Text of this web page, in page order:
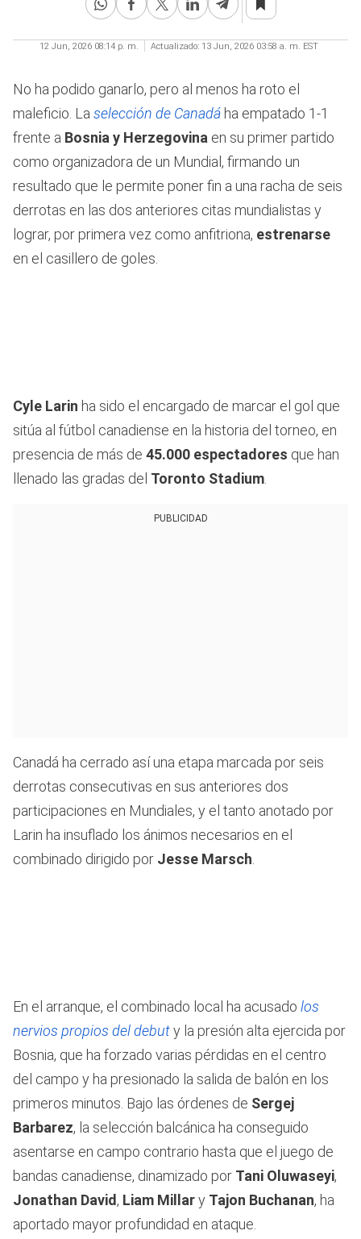
12 Jun, 2026 08:14 p. m. Actualizado: 13 Jun, 2026 03:58 a. m. EST
No ha podido ganarlo, pero al menos ha roto el
maleficio. La selección de Canadá ha empatado 1-1
frente a Bosnia y Herzegovina en su primer partido
como organizadora de un Mundial, firmando un
resultado que le permite poner fin a una racha de seis
derrotas en las dos anteriores citas mundialistas y
lograr, por primera vez como anfitriona, estrenarse
en el casillero de goles.
Cyle Larin ha sido el encargado de marcar el gol que
sitúa al fútbol canadiense en la historia del torneo, en
presencia de más de 45.000 espectadores que han
llenado las gradas del Toronto Stadium
PUBLICIDAD
Canadá ha cerrado así una etapa marcada por seis
derrotas consecutivas en sus anteriores dos
participaciones en Mundiales, y el tanto anotado por
Larin ha insuflado los ánimos necesarios en el
combinado dirigido por Jesse Marsch
En el arranque, el combinado local ha acusado los
nervios propios del debuty la presión alta ejercida por
Bosnia, que ha forzado varias pérdidas en el centro
del campo y ha presionado la salida de balón en los
primeros minutos. Bajo las órdenes de Sergej
Barbarez, la selección balcánica ha conseguido
asentarse en campo contrario hasta que el juego de
bandas canadiense, dinamizado por Tani Oluwaseyi,
Jonathan David , Liam Millary Tajon Buchanan, ha
aportado mayor profundidad en ataque.